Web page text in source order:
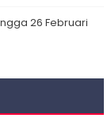
26 Februari